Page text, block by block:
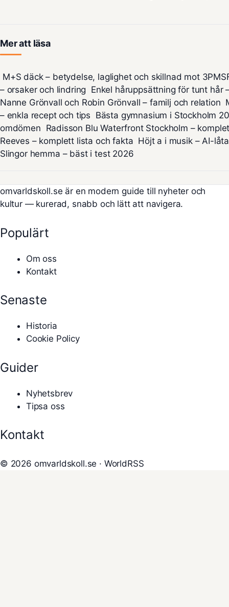
Mer att läsa
M+S däck – betydelse, laglighet och skillnad mot
– orsaker och lindring Enkel håruppsättning för tunt hår
Nanne Grönvall och Robin Grönvall – familj och relation
– enkla recept och tips Bästa gymnasium i Stockholm
omdömen Radisson Blu Waterfront Stockholm –
Reeves – komplett lista och fakta Höjt a i musik – AI-
Slingor hemma – bäst i test 2026
omvarldskoll.se är en modern guide till nyheter och
kultur — kurerad, snabb och lätt att navigera.
Populärt
Om oss
Kontakt
Senaste
Historia
Cookie Policy
Guider
Nyhetsbrev
Tipsa oss
Kontakt
© 2026 omvarldskoll.se · WorldRSS